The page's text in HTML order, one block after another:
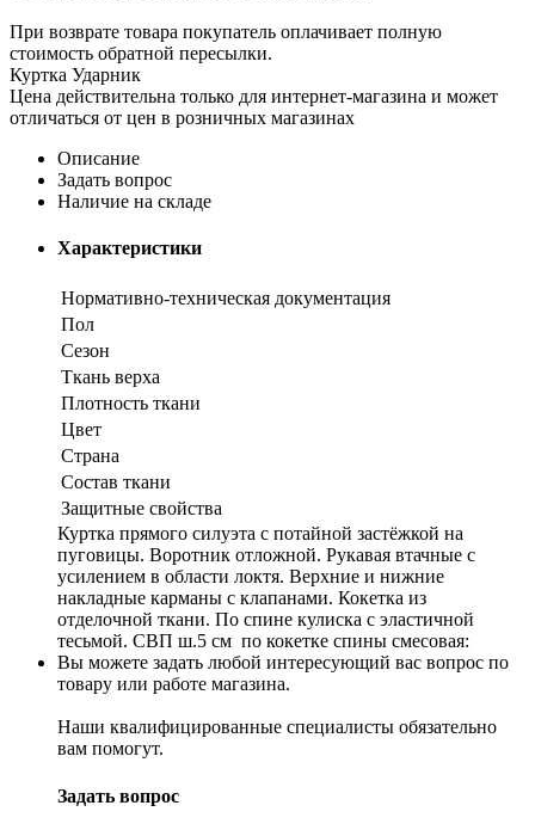
При возврате товара покупатель оплачивает полную
стоимость обратной пересылки.
Куртка Ударник
Цена действительна только для интернет-магазина и может
отличаться от цен в розничных магазинах
Описание
Задать вопрос
Наличие на складе
Характеристики
Нормативно-техническая документация
Пол
Сезон
Ткань верха
Плотность ткани
Цвет
Страна
Состав ткани
Защитные свойства
Куртка прямого силуэта с потайной застёжкой на
пуговицы. Воротник отложной. Рукавая втачные с
усилением в области локтя. Верхние и нижние
накладные карманы с клапанами. Кокетка из
отделочной ткани. По спине кулиска с эластичной
тесьмой. СВП ш.5 см по кокетке спины смесовая:
Вы можете задать любой интересующий вас вопрос по
товару или работе магазина.
Наши квалифицированные специалисты обязательно
вам помогут.
Задать вопрос